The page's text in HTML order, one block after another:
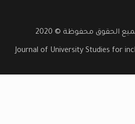
الحقوق محفوظة © 2020
Journal of University Studies for